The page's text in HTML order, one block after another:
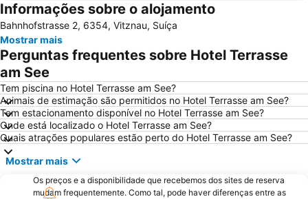
Hallenstadion
Enge
Luzerner Fasnacht
Zollikon Train Station
Lucerne Festival in Summer
Stadthaus
Unterstrass
Rathaus Zürich
Langstrasse
Stadion Letzigrund
Altstetten
Höngg
Engelberg-Titlis
Pilatus
Leimbach
Opernhaus
Lake Lucerne
Verkehrshaus
Informações sobre o alojamento
Bahnhofstrasse 2, 6354, Vitznau, Suíça
Mostrar mais
Perguntas frequentes sobre Hotel Terrasse
am See
Tem piscina no Hotel Terrasse am See?
Animais de estimação são permitidos no Hotel Terrasse am See?
Tem estacionamento disponível no Hotel Terrasse am See?
Onde está localizado o Hotel Terrasse am See?
Quais atrações populares estão perto do Hotel Terrasse am See?
Mostrar mais
Os preços e a disponibilidade que recebemos dos sites de reserva
mudam frequentemente. Como tal, pode haver diferenças entre as